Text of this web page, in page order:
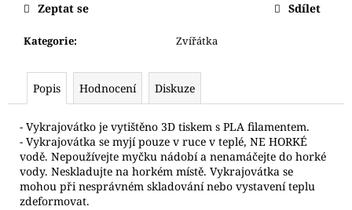
Kategorie: Zvířátka
Zeptat se Sdílet
Popis Hodnocení Diskuze
- Vykrajovátko je vytištěno 3D tiskem s PLA filamentem.
- Vykrajovátka se myjí pouze v ruce v teplé, NE HORKÉ
vodě. Nepoužívejte myčku nádobí a nenamáčejte do horké
vody. Neskladujte na horkém místě. Vykrajovátka se
mohou při nesprávném skladování nebo vystavení teplu
zdeformovat.
VYKRAJOVÁTKO
HLAVA
Kč